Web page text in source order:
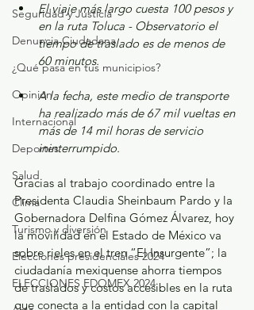
Seguridad y Justicia
Denuncia Ciudadana
¿Qué pasa en tus municipios?
Opinión
Internacional
Deportes
Salud
Clima
Turismo y diversión
Elecciones presidenciales 2024
ELECCIONES EDOMEX 2024
El viaje más largo cuesta 100 pesos y
en la ruta Toluca - Observatorio el
tiempo de traslado es de menos de
60 minutos.
A la fecha, este medio de transporte
ha realizado más de 67 mil vueltas en
más de 14 mil horas de servicio
ininterrumpido.
Gracias al trabajo coordinado entre la
Presidenta Claudia Sheinbaum Pardo y la
Gobernadora Delfina Gómez Álvarez, hoy
la movilidad en el Estado de México va
sobre rieles en el tren “El Insurgente”; la
ciudadanía mexiquense ahorra tiempos
de traslados y costos accesibles en la ruta
que conecta a la entidad con la capital